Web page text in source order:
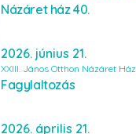
Názáret ház 40.
2026. június 21.
XXIII. János Otthon Názáret Ház
Fagylaltozás
2026. április 21.